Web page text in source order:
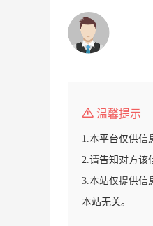
温馨提示
1.本平台仅供信
2.请告知对方该
3.本站仅提供信
本站无关。